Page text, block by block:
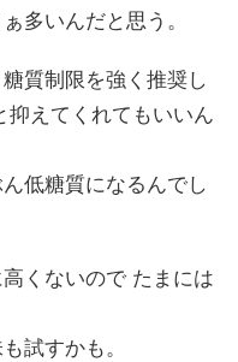
多いんだと思う。
質制限を強く推奨し
抑えてくれてもいいん
低糖質になるんでし
くないので たまには
試すかも。